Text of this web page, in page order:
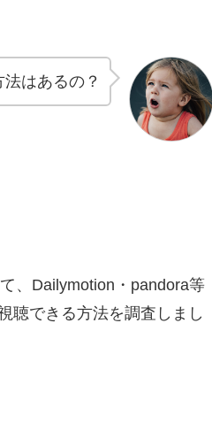
はあるの？
、Dailymotion・pandora等
聴できる方法を調査しまし